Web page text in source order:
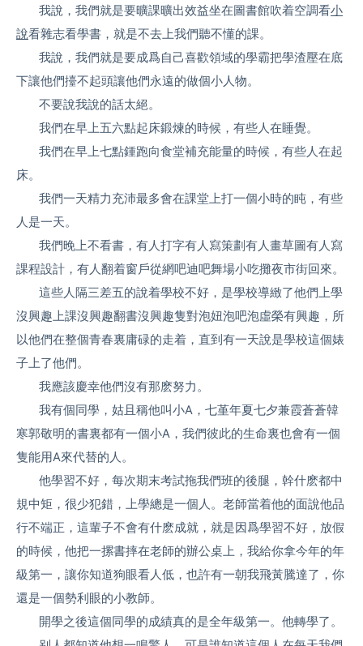
我說，我們就是要曠課曠出效益坐在圖書館吹着空調看小
說看雜志看學書，就是不去上我們聽不懂的課。
我說，我們就是要成爲自己喜歡領域的學霸把學渣壓在底
下讓他們擡不起頭讓他們永遠的做個小人物。
不要說我說的話太絕。
我們在早上五六點起床鍛煉的時候，有些人在睡覺。
我們在早上七點鍾跑向食堂補充能量的時候，有些人在起
床。
我們一天精力充沛最多會在課堂上打一個小時的盹，有些
人是一天。
我們晚上不看書，有人打字有人寫策劃有人畫草圖有人寫
課程設計，有人翻着窗戶從網吧迪吧舞場小吃攤夜市街回來。
這些人隔三差五的說着學校不好，是學校導緻了他們上學
沒興趣上課沒興趣翻書沒興趣隻對泡妞泡吧泡虛榮有興趣，所
以他們在整個青春裏庸碌的走着，直到有一天說是學校這個婊
子上了他們。
我應該慶幸他們沒有那麽努力。
我有個同學，姑且稱他叫小A，七堇年夏七夕兼霞蒼蒼韓
寒郭敬明的書裏都有一個小A，我們彼此的生命裏也會有一個
隻能用A來代替的人。
他學習不好，每次期末考試拖我們班的後腿，幹什麽都中
規中矩，很少犯錯，上學總是一個人。老師當着他的面說他品
行不端正，這輩子不會有什麽成就，就是因爲學習不好，放假
的時候，他把一摞書摔在老師的辦公桌上，我給你拿今年的年
級第一，讓你知道狗眼看人低，也許有一朝我飛黃騰達了，你
還是一個勢利眼的小教師。
開學之後這個同學的成績真的是全年級第一。他轉學了。